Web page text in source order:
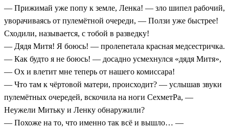
— Прижимай уже попу к земле, Ленка! — зло шипел рабочий,
уворачиваясь от пулемётной очереди, — Ползи уже быстрее!
Сходили, называется, с тобой в разведку!
— Дядя Митя! Я боюсь! — пролепетала красная медсестричка.
— Как будто я не боюсь! — досадно усмехнулся «дядя Митя»,
— Ох и влетит мне теперь от нашего комиссара!
— Что там к чёртовой матери, происходит? — услышав звуки
пулемётных очередей, вскочила на ноги СехметРа, —
Неужели Митьку и Ленку обнаружили?
— Похоже на то, что именно так всё и вышло… —